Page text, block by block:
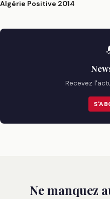
Algérie Positive 2014
Recevez
Ne manquez